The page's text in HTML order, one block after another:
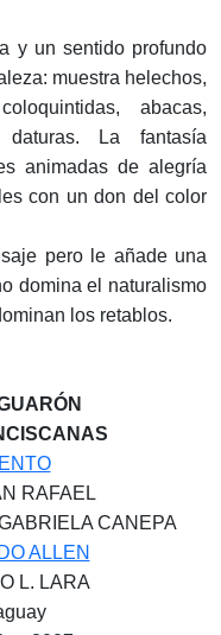
y un sentido profundo
muestra helechos,
abacas,
daturas. La fantasía
animadas de alegría
con un don del color
pero le añade una
domina el naturalismo
los retablos.
RAFAEL
CANEPA
ALLEN
L. LARA